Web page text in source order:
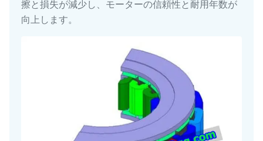
擦と損失が減少し、モーターの信頼性と耐用年数が
向上します。